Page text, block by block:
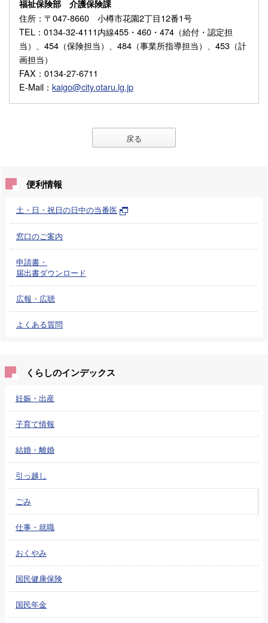
福祉保険部 介護保険課
住所 ：〒047-8660 小樽市花園2丁目12番1号
TEL ：0134-32-4111内線455・460・474（給付・認定担
当）、454（保険担当）、484（事業所指導担当）、453（計
画担当）
FAX ：0134-27-6711
E-Mail ： kaigo@city.otaru.lg.jp
戻る
便利情報
土・日・祝日の日中の当番医
窓口のご案内
申請書・
届出書ダウンロード
広報・広聴
よくある質問
くらしのインデックス
妊娠・出産
子育て情報
結婚・離婚
引っ越し
ごみ
仕事・就職
おくやみ
国民健康保険
国民年金